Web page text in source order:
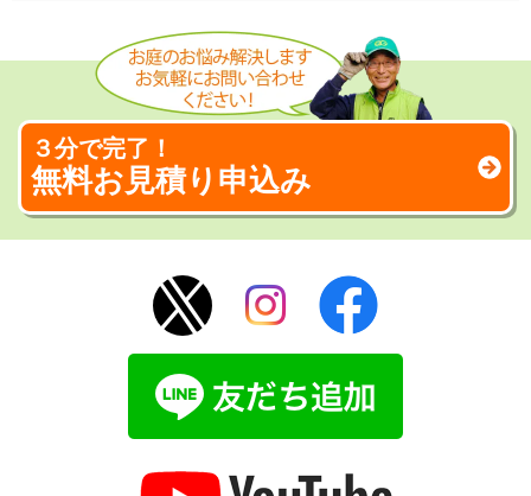
３分で完了！
無料お見積り申込み